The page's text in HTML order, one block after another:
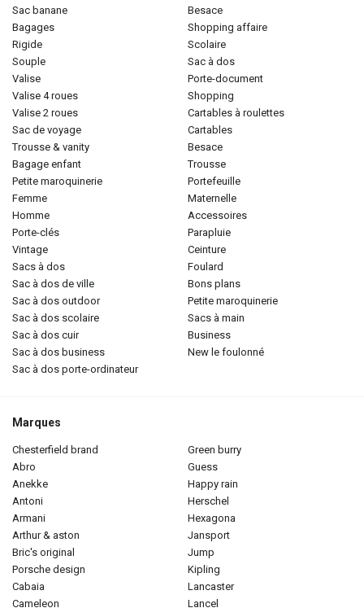
sac banane
bagages
rigide
souple
valise
valise 4 roues
valise 2 roues
sac de voyage
trousse & vanity
bagage enfant
petite maroquinerie
femme
homme
porte-clés
vintage
sacs à dos
sac à dos de ville
sac à dos outdoor
sac à dos scolaire
sac à dos cuir
sac à dos business
sac à dos porte-ordinateur
besace
shopping affaire
scolaire
sac à dos
porte-document
shopping
cartables à roulettes
cartables
besace
trousse
portefeuille
maternelle
accessoires
parapluie
ceinture
foulard
bons plans
petite maroquinerie
sacs à main
business
new le foulonné
Marques
chesterfield brand
abro
anekke
antoni
armani
arthur & aston
bric's original
porsche design
cabaia
cameleon
green burry
guess
happy rain
herschel
hexagona
jansport
jump
kipling
lancaster
lancel